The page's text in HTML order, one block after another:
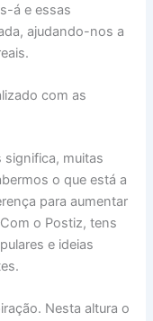
á e essas
ajudando-nos a
com as
significa, muitas
o que está a
para aumentar
o Postiz, tens
e ideias
Nesta altura o